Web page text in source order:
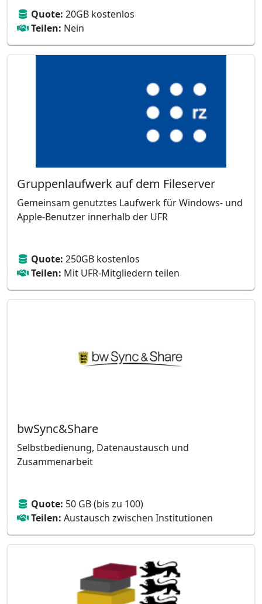
Quote: 20GB kostenlos
Teilen: Nein
Gruppenlaufwerk auf dem Fileserver
Gemeinsam genutztes Laufwerk für Windows- und
Apple-Benutzer innerhalb der UFR
Quote: 250GB kostenlos
Teilen: Mit UFR-Mitgliedern teilen
bwSync&Share
Selbstbedienung, Datenaustausch und
Zusammenarbeit
Quote: 50 GB (bis zu 100)
Teilen: Austausch zwischen Institutionen